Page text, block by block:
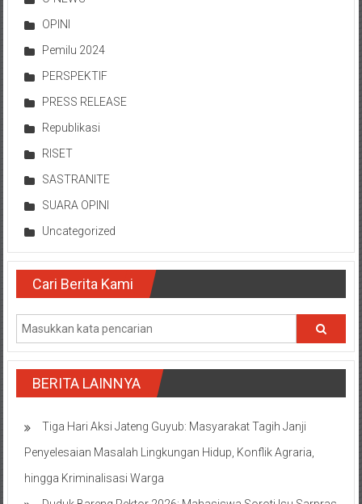
OPINI
Pemilu 2024
PERSPEKTIF
PRESS RELEASE
Republikasi
RISET
SASTRANITE
SUARA OPINI
Uncategorized
Cari Berita Kami
BERITA LAINNYA
Tiga Hari Aksi Jateng Guyub: Masyarakat Tagih Janji
Penyelesaian Masalah Lingkungan Hidup, Konflik Agraria,
hingga Kriminalisasi Warga